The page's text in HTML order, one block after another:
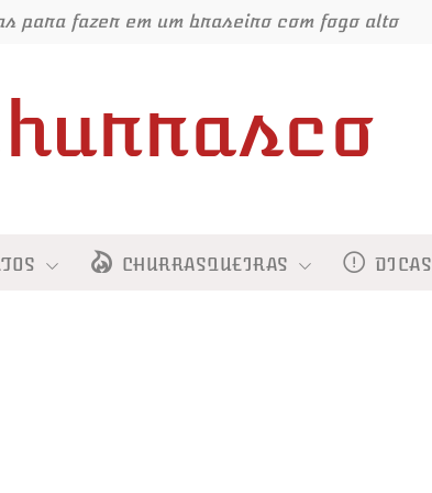
para fazer em um braseiro com fogo alto
CHURRASQUEIRAS DICAS